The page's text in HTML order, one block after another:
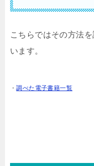
こちらではその方法
います。
・調べた電子書籍一覧